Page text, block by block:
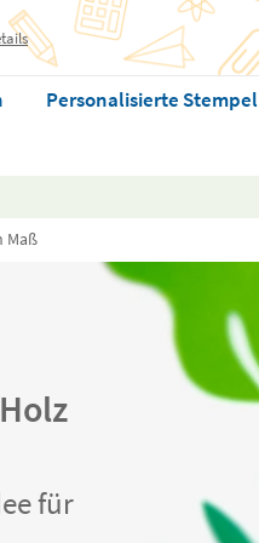
Personalisierte Stempel
Maß
für